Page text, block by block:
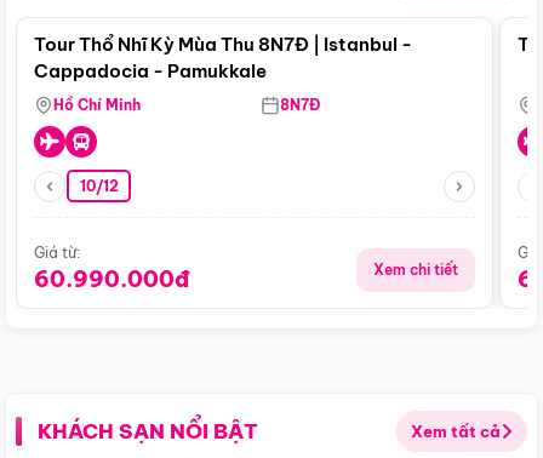
Tour Thổ Nhĩ Kỳ Mùa Thu 8N7Đ | Istanbul -
Cappadocia - Pamukkale
Hồ Chí Minh 8N7Đ
10/12
Giá từ:
60.990.000đ Xem chi tiết
KHÁCH SẠN NỔI BẬT Xem tất cả